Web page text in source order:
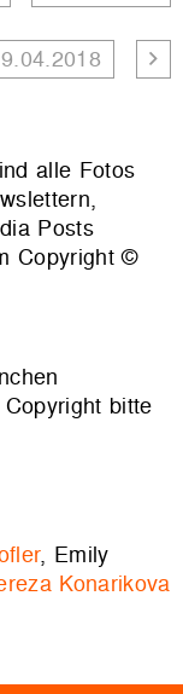
alle Fotos
Posts
Copyright ©
bitte
, Emily
Konarikova